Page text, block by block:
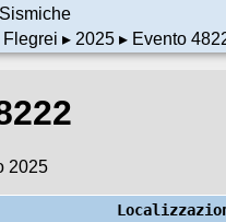
▸ 2025▸ Evento
2025